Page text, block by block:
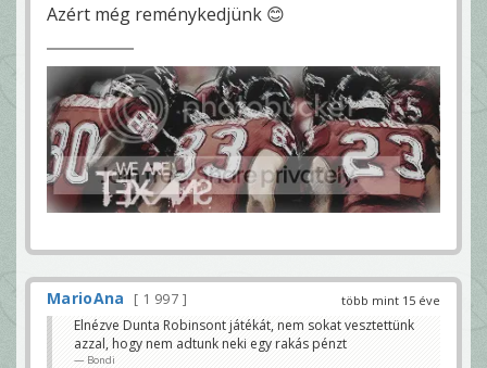
Azért még reménykedjünk 😊
több mint 15 éve
MarioAna
1 997
Elnézve Dunta Robinsont játékát, nem sokat vesztettünk
azzal, hogy nem adtunk neki egy rakás pénzt
Bondi